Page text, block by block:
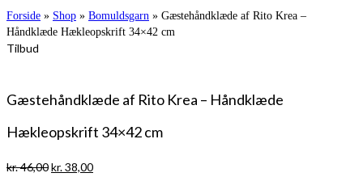
Forside » Shop » Bomuldsgarn » Gæstehåndklæde af Rito Krea –
Håndklæde Hækleopskrift 34×42 cm
Tilbud
Gæstehåndklæde af Rito Krea – Håndklæde
Hækleopskrift 34×42 cm
kr.46,00Den
kr.38,00Den